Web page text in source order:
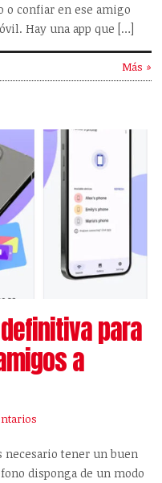
confiar en ese amigo
Hay una app que […]
Más »
para
a
necesario tener un buen
disponga de un modo